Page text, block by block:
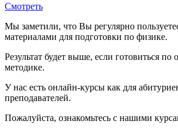
Смотреть
Мы заметили, что Вы регулярно
материалами для подготовки по физике.
Результат будет выше, если готовиться по
методике.
У нас есть онлайн-курсы как для
преподавателей.
Пожалуйста, ознакомьтесь с нашими